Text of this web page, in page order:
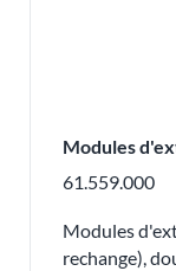
Modules
61.559.000
Modules
rechange),